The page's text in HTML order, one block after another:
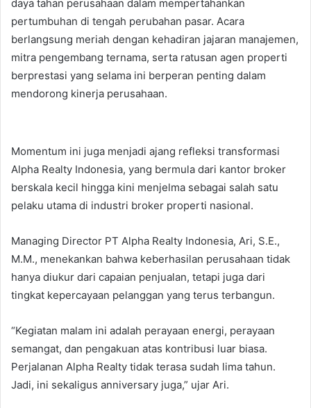
daya tahan perusahaan dalam mempertahankan
pertumbuhan di tengah perubahan pasar. Acara
berlangsung meriah dengan kehadiran jajaran manajemen,
mitra pengembang ternama, serta ratusan agen properti
berprestasi yang selama ini berperan penting dalam
mendorong kinerja perusahaan.
Momentum ini juga menjadi ajang refleksi transformasi
Alpha Realty Indonesia, yang bermula dari kantor broker
berskala kecil hingga kini menjelma sebagai salah satu
pelaku utama di industri broker properti nasional.
Managing Director PT Alpha Realty Indonesia, Ari, S.E.,
M.M., menekankan bahwa keberhasilan perusahaan tidak
hanya diukur dari capaian penjualan, tetapi juga dari
tingkat kepercayaan pelanggan yang terus terbangun.
“Kegiatan malam ini adalah perayaan energi, perayaan
semangat, dan pengakuan atas kontribusi luar biasa.
Perjalanan Alpha Realty tidak terasa sudah lima tahun.
Jadi, ini sekaligus anniversary juga,” ujar Ari.